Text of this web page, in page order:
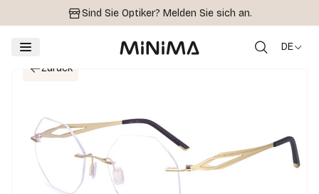
Sind Sie Optiker? Melden Sie sich an.
DE
Zurück